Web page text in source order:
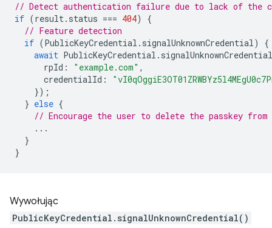
// Detect authentication failure due to lack of the
if (result. status === 404)
{
// Feature detection
if (PublicKeyCredential . signalUnknownCredential)
{
await PublicKeyCredential . signalUnknownCredential
rpId : "example.com" ,
credentialId :
});
} else {
// Encourage the user to delete the passkey from
...
}
}
Wywołując
PublicKeyCredential.signalUnknownCredential()